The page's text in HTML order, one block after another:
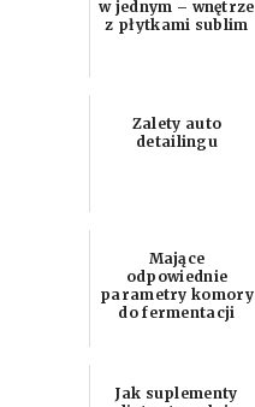
w jednym – wnętrze
z płytkami sublim
Zalety auto
detailingu
Mające
odpowiednie
parametry komory
do fermentacji
Jak suplementy